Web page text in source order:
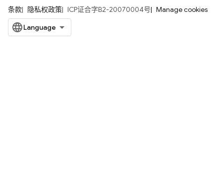
条款 隐私权政策 ICP证合字B2-20070004号 Manage cookies